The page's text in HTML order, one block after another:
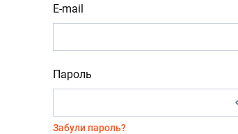
E-mail
Пароль
Забули пароль?